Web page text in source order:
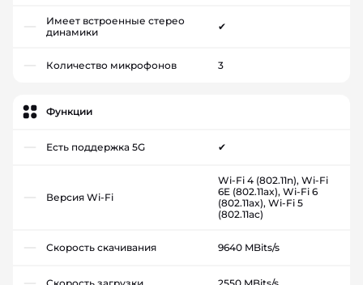
Имеет встроенные стерео
динамики
✔
Количество микрофонов 3
Функции
Есть поддержка 5G ✔
Версия Wi-Fi
Wi-Fi 4 (802.11n), Wi-Fi
6E (802.11ax), Wi-Fi 6
(802.11ax), Wi-Fi 5
(802.11ac)
Скорость скачивания 9640 MBits/s